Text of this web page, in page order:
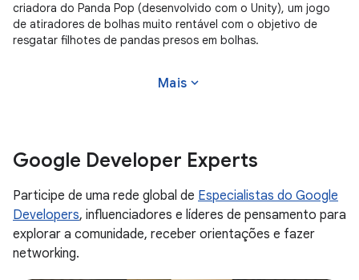
criadora do Panda Pop (desenvolvido com o Unity), um jogo
de atiradores de bolhas muito rentável com o objetivo de
resgatar filhotes de pandas presos em bolhas.
Mais expand_more
Google Developer Experts
Participe de uma rede global de Especialistas do Google
Developers, influenciadores e líderes de pensamento para
explorar a comunidade, receber orientações e fazer
networking.